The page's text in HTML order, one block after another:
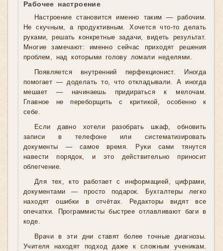
Рабочее настроение
Настроение становится именно таким — рабочим.
Не скучным, а продуктивным. Хочется что-то делать
руками, решать конкретные задачи, видеть результат.
Многие замечают: именно сейчас приходят решения
проблем, над которыми голову ломали неделями.
Появляется внутренний перфекционист. Иногда
помогает — доделать то, что откладывали. А иногда
мешает — начинаешь придираться к мелочам.
Главное не переборщить с критикой, особенно к
себе.
Если давно хотели разобрать шкаф, обновить
записи в телефоне или систематизировать
документы — самое время. Руки сами тянутся
навести порядок, и это действительно приносит
облегчение.
Для тех, кто работает с информацией, цифрами,
документами — просто подарок. Бухгалтеры легко
находят ошибки в отчётах. Редакторы видят все
опечатки. Программисты быстрее отлавливают баги в
коде.
Врачи в эти дни ставят более точные диагнозы.
Учителя находят подход даже к сложным ученикам.